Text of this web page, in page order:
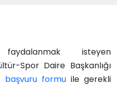
isteyen
Spor Daire Başkanlığı
başvuru formuile gerekli